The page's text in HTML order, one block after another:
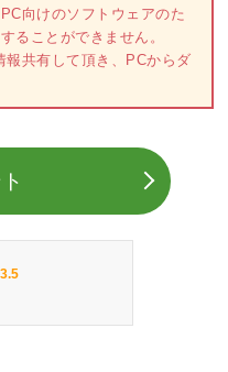
向けのソフトウェアのた
ることができません。
共有して頂き、PCからダ
3.5